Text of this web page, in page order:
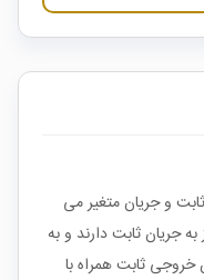
ثابت و جریان متغیر می
جریان ثابت دارند و به
خروجی ثابت همراه با